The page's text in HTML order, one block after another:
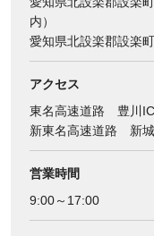
内）
愛知県北設楽郡設楽
アクセス
東名高速道路 豊川
新東名高速道路 新
営業時間
9:00～17:00